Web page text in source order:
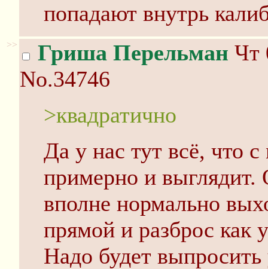
попадают внутрь
>> Гриша Перельман Чт
No.34746
>квадратично
Да у нас тут всё, что
примерно и
вполне нормально
прямой и разброс как
Надо будет